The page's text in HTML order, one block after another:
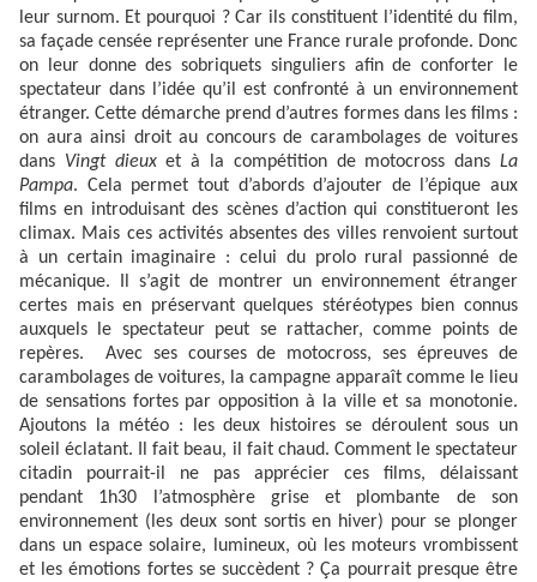
leur surnom. Et pourquoi ? Car ils constituent l’identité du film,
sa façade censée représenter une France rurale profonde. Donc
on leur donne des sobriquets singuliers afin de conforter le
spectateur dans l’idée qu’il est confronté à un environnement
étranger. Cette démarche prend d’autres formes dans les films :
on aura ainsi droit au concours de carambolages de voitures
dans Vingt dieuxet à la compétition de motocross dansLa
Pampa. Cela permet tout d’abords d’ajouter de l’épique aux
films en introduisant des scènes d’action qui constitueront les
climax. Mais ces activités absentes des villes renvoient surtout
à un certain imaginaire : celui du prolo rural passionné de
mécanique. Il s’agit de montrer un environnement étranger
certes mais en préservant quelques stéréotypes bien connus
auxquels le spectateur peut se rattacher, comme points de
repères. Avec ses courses de motocross, ses épreuves de
carambolages de voitures, la campagne apparaît comme le lieu
de sensations fortes par opposition à la ville et sa monotonie.
Ajoutons la météo : les deux histoires se déroulent sous un
soleil éclatant. Il fait beau, il fait chaud. Comment le spectateur
citadin pourrait-il ne pas apprécier ces films, délaissant
pendant 1h30 l’atmosphère grise et plombante de son
environnement (les deux sont sortis en hiver) pour se plonger
dans un espace solaire, lumineux, où les moteurs vrombissent
et les émotions fortes se succèdent ? Ça pourrait presque être